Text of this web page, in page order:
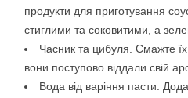
продукти для приготування
стиглими та соковитими, а
Часник та цибуля. Смажте
вони поступово віддали свій
Вода від варіння пасти.